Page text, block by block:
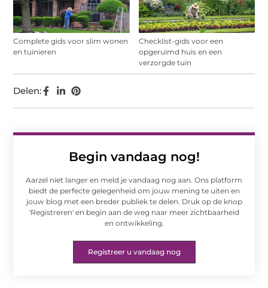
Complete gids voor slim wonen
en tuinieren
Checklist-gids voor een
opgeruimd huis en een
verzorgde tuin
Begin vandaag nog!
Aarzel niet langer en meld je vandaag nog aan. Ons platform
biedt de perfecte gelegenheid om jouw mening te uiten en
jouw blog met een breder publiek te delen. Druk op de knop
'Registreren' en begin aan de weg naar meer zichtbaarheid
en ontwikkeling.
Registreer u vandaag nog
Delen: